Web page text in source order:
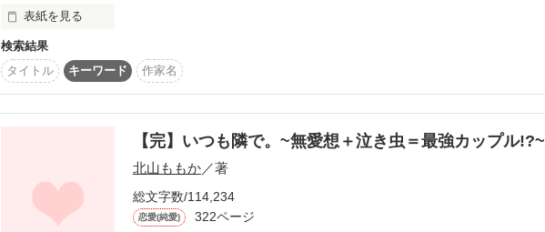
素敵なレビューありがとうございます！
番外編書きました！！
よかったら是非読んでみてください！
そんな私を受け止めてくれたのは、
慎吾
表紙を見る
安藤  結菜    15歳 高校生1年生
過去のトラウマで病院が大嫌い
小さいころに白血病を発症して、一度は治ったけどまた再発。
「ｸﾞｽﾝ………怖い…痛い もうやだよ」
高橋  陽翔   25歳
優しくて思いやりのある医者
今年から担当患者をもてるようになったばかりだけどとても優秀。
検索結果
タイトル
キーワード 作家名
【完】いつも隣で。~無愛想＋泣き虫＝最強カップル!?~
北山ももか／著
総文字数/114,234
恋愛(純愛) 322ページ